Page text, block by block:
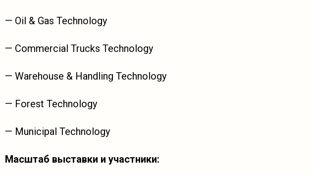
— Oil & Gas Technology
— Commercial Trucks Technology
— Warehouse & Handling Technology
— Forest Technology
— Municipal Technology
Масштаб выставки и участники: